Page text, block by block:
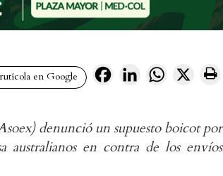
en Google FacebookLinkedInWhatsApp
X
denunció un supuesto boicot por
australianos en contra de los envíos